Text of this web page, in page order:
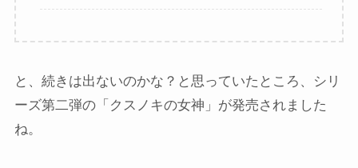
と、続きは出ないのかな？と思っていたところ、シリ
ーズ第二弾の「クスノキの女神」が発売されました
ね。